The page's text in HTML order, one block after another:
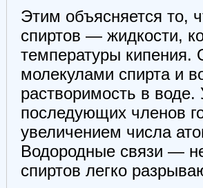
Этим объясняется то,
спиртов — жидкости,
температуры
молекулами спирта и
растворимость в
последующих членов
увеличением числа
Водородные связи —
спиртов легко